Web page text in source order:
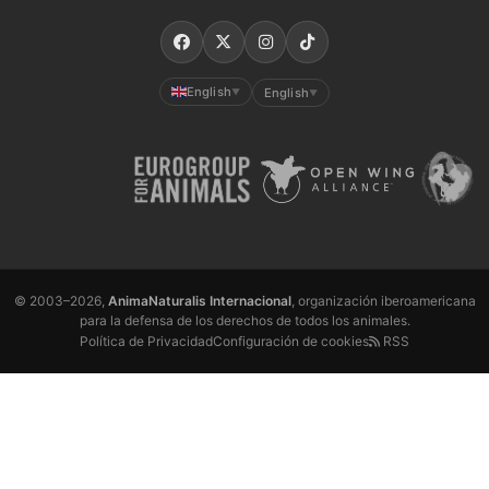
English ▼ English ▼
© 2003–2026, AnimaNaturalis Internacional, organización iberoamericana
para la defensa de los derechos de todos los animales.
Política de PrivacidadConfiguración de cookies RSS